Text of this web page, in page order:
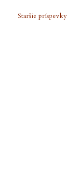
Staršie príspevky